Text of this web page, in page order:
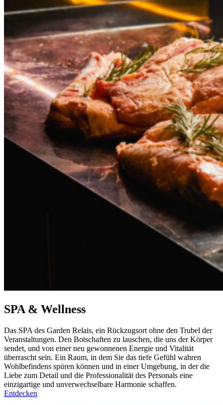
SPA & Wellness
Das SPA des Garden Relais, ein Rückzugsort ohne den Trubel der
Veranstaltungen. Den Botschaften zu lauschen, die uns der Körper
sendet, und von einer neu gewonnenen Energie und Vitalität
überrascht sein. Ein Raum, in dem Sie das tiefe Gefühl wahren
Wohlbefindens spüren können und in einer Umgebung, in der die
Liebe zum Detail und die Professionalität des Personals eine
einzigartige und unverwechselbare Harmonie schaffen.
Entdecken